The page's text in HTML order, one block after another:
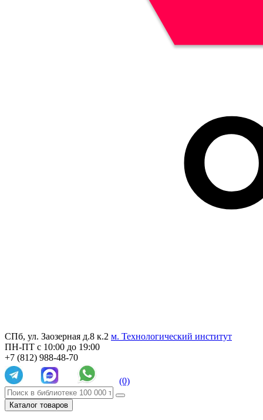
СПб, ул. Заозерная д.8 к.2 м. Технологический институт
ПН-ПТ с 10:00 до 19:00
+7 (812) 988-48-70
(0)
Каталог товаров